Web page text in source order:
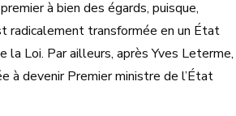
à bien des égards, puisque,
radicalement transformée en un État
la Loi. Par ailleurs, après Yves Leterme,
à devenir Premier ministre de l’État